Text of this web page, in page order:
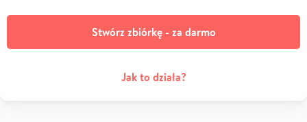
Stwórz zbiórkę - za darmo
Jak to działa?